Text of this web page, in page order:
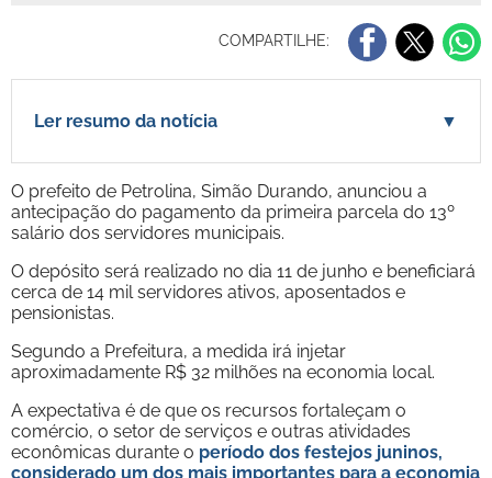
COMPARTILHE:
Ler resumo da notícia ▼
O prefeito de Petrolina, Simão Durando, anunciou a
antecipação do pagamento da primeira parcela do 13º
salário dos servidores municipais.
O depósito será realizado no dia 11 de junho e beneficiará
cerca de 14 mil servidores ativos, aposentados e
pensionistas.
Segundo a Prefeitura, a medida irá injetar
aproximadamente R$ 32 milhões na economia local.
A expectativa é de que os recursos fortaleçam o
comércio, o setor de serviços e outras atividades
econômicas durante o período dos festejos juninos,
considerado um dos mais importantes para a economia